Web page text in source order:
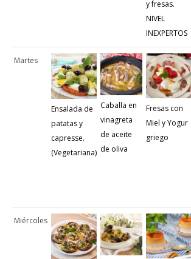
y fresas.
NIVEL
INEXPERTOS
Martes
Ensalada de
patatas y
capresse.
(Vegetariana)
Caballa en
vinagreta
de aceite
de oliva
Fresas con
Miel y Yogur
griego
Miércoles